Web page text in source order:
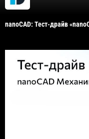
nanoCAD: Тест-драйв